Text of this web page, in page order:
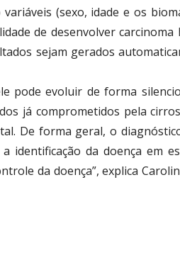
(sexo, idade e os
de desenvolver
sejam gerados
pode evoluir de forma
já comprometidos pela
De forma geral, o
identificação da doença em
da doença”, explica